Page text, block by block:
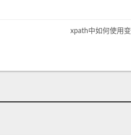
xpath中如何使用